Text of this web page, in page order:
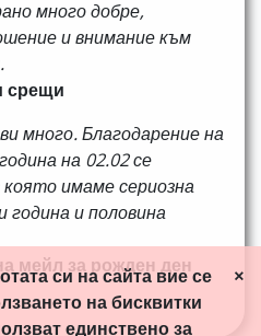
много добре,
и внимание към
срещи
много. Благодарение на
на 02.02 се
която имаме сериозна
година и половина
мейл за рожден ден
си на сайта вие се
на бисквитки
единствено за
×